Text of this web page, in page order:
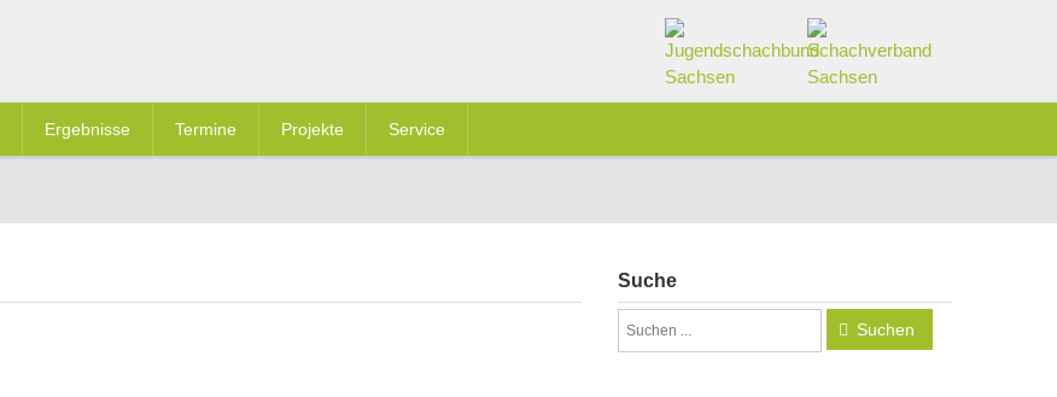
Ergebnisse Termine Projekte Service
Suche
Suchen